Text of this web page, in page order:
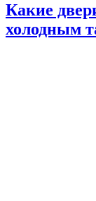
Какие
холодным